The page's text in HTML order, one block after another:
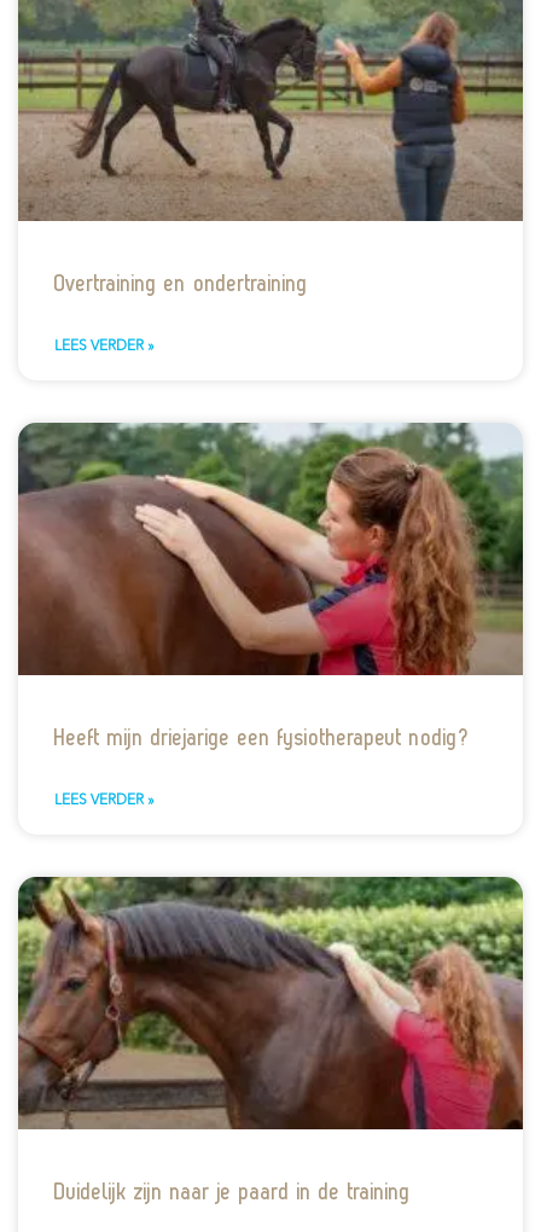
Overtraining en ondertraining
LEES VERDER »
Heeft mijn driejarige een fysiotherapeut nodig?
LEES VERDER »
Duidelijk zijn naar je paard in de training